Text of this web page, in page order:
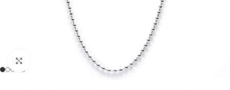
Clicca per ingrandire